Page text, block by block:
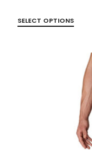
SELECT OPTIONS